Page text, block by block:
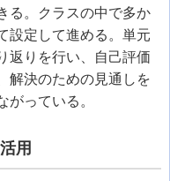
る。クラスの中で多か
設定して進める。単元
返りを行い、自己評価
解決のための見通しを
がっている。
用